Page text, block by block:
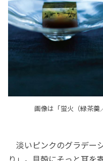
画像は「蛍火（緑茶羹
淡いピンクのグラデー